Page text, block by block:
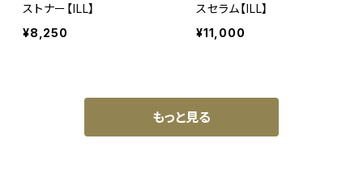
ストナー【ILL】
¥8,250
スセラム【ILL】
¥11,000
もっと見る